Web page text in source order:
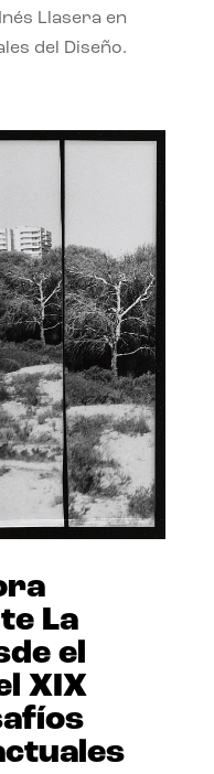
Llasera en
del Diseño.
La
el
XIX